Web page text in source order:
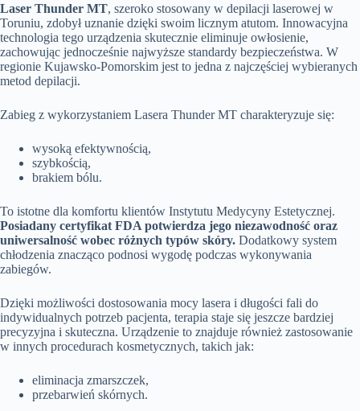
Laser Thunder MT, szeroko stosowany w depilacji laserowej w
Toruniu, zdobył uznanie dzięki swoim licznym atutom. Innowacyjna
technologia tego urządzenia skutecznie eliminuje owłosienie,
zachowując jednocześnie najwyższe standardy bezpieczeństwa. W
regionie Kujawsko-Pomorskim jest to jedna z najczęściej wybieranych
metod depilacji.
Zabieg z wykorzystaniem Lasera Thunder MT charakteryzuje się:
wysoką efektywnością,
szybkością,
brakiem bólu.
To istotne dla komfortu klientów Instytutu Medycyny Estetycznej.
Posiadany certyfikat FDA potwierdza jego niezawodność oraz
uniwersalność wobec różnych typów skóry. Dodatkowy system
chłodzenia znacząco podnosi wygodę podczas wykonywania
zabiegów.
Dzięki możliwości dostosowania mocy lasera i długości fali do
indywidualnych potrzeb pacjenta, terapia staje się jeszcze bardziej
precyzyjna i skuteczna. Urządzenie to znajduje również zastosowanie
w innych procedurach kosmetycznych, takich jak:
eliminacja zmarszczek,
przebarwień skórnych.